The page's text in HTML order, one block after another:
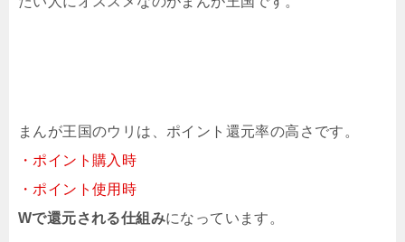
まんが王国のウリは、ポイント還元率の高さです。
・ポイント購入時
・ポイント使用時
Wで還元される仕組みになっています。